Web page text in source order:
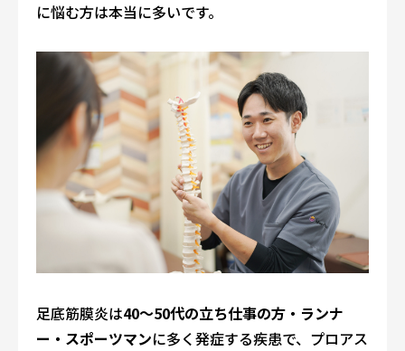
に悩む方は本当に多いです。
足底筋膜炎は40〜50代の立ち仕事の方・ランナ
ー・スポーツマンに多く発症する疾患で、プロアス